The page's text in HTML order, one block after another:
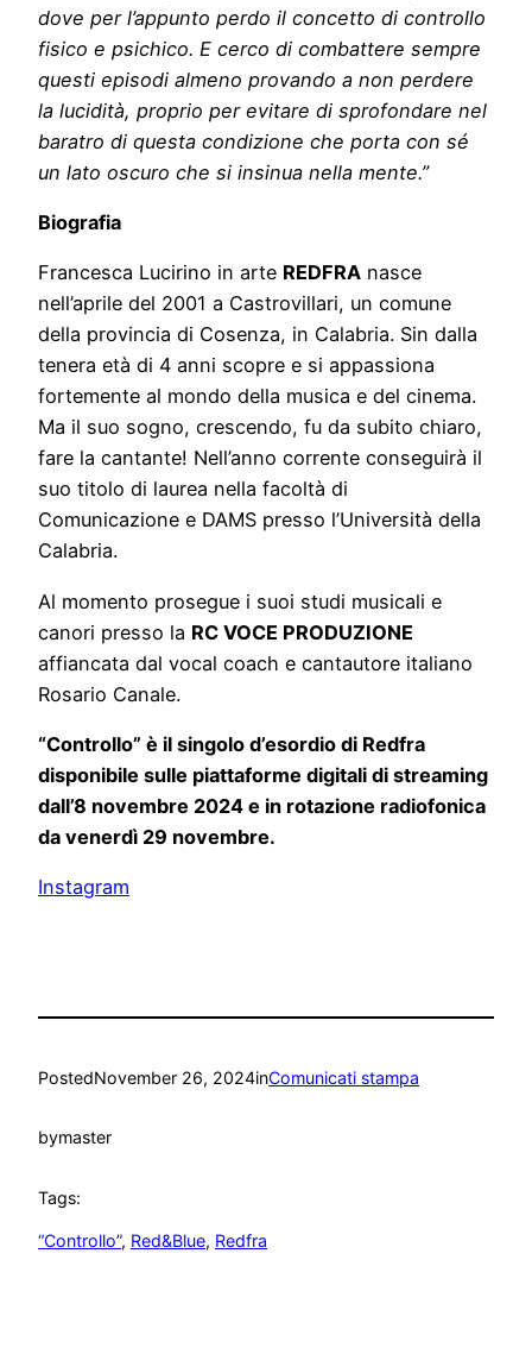
dove per l’appunto perdo il concetto di controllo
fisico e psichico. E cerco di combattere sempre
questi episodi almeno provando a non perdere
la lucidità, proprio per evitare di sprofondare nel
baratro di questa condizione che porta con sé
un lato oscuro che si insinua nella mente.”
Biografia
Francesca Lucirino in arte REDFRA nasce
nell’aprile del 2001 a Castrovillari, un comune
della provincia di Cosenza, in Calabria. Sin dalla
tenera età di 4 anni scopre e si appassiona
fortemente al mondo della musica e del cinema.
Ma il suo sogno, crescendo, fu da subito chiaro,
fare la cantante! Nell’anno corrente conseguirà il
suo titolo di laurea nella facoltà di
Comunicazione e DAMS presso l’Università della
Calabria.
Al momento prosegue i suoi studi musicali e
canori presso la RC VOCE PRODUZIONE
affiancata dal vocal coach e cantautore italiano
Rosario Canale.
“Controllo” è il singolo d’esordio di Redfra
disponibile sulle piattaforme digitali di streaming
dall’8 novembre 2024 e in rotazione radiofonica
da venerdì 29 novembre.
Instagram
PostedNovember 26, 2024inComunicati stampa
bymaster
Tags:
“Controllo”, Red&Blue, Redfra